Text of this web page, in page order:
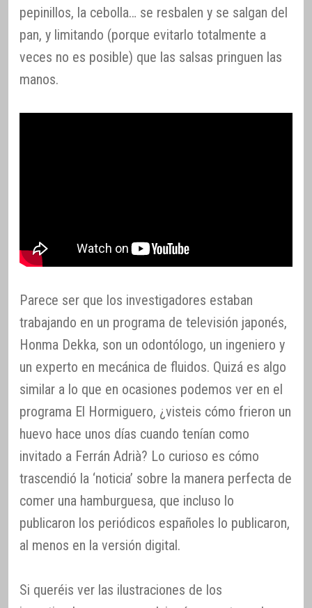
pepinillos, la cebolla… se resbalen y se salgan del
pan, y limitando (porque evitarlo totalmente a
veces no es posible) que las salsas pringuen las
manos.
Parece ser que los investigadores estaban
trabajando en un programa de televisión japonés,
Honma Dekka, son un odontólogo, un ingeniero y
un experto en mecánica de fluidos. Quizá es algo
similar a lo que en ocasiones podemos ver en el
programa El Hormiguero, ¿visteis cómo frieron un
huevo hace unos días cuando tenían como
invitado a Ferrán Adrià? Lo curioso es cómo
trascendió la ‘noticia’ sobre la manera perfecta de
comer una hamburguesa, que incluso lo
publicaron los periódicos españoles lo publicaron,
al menos en la versión digital.
Si queréis ver las ilustraciones de los